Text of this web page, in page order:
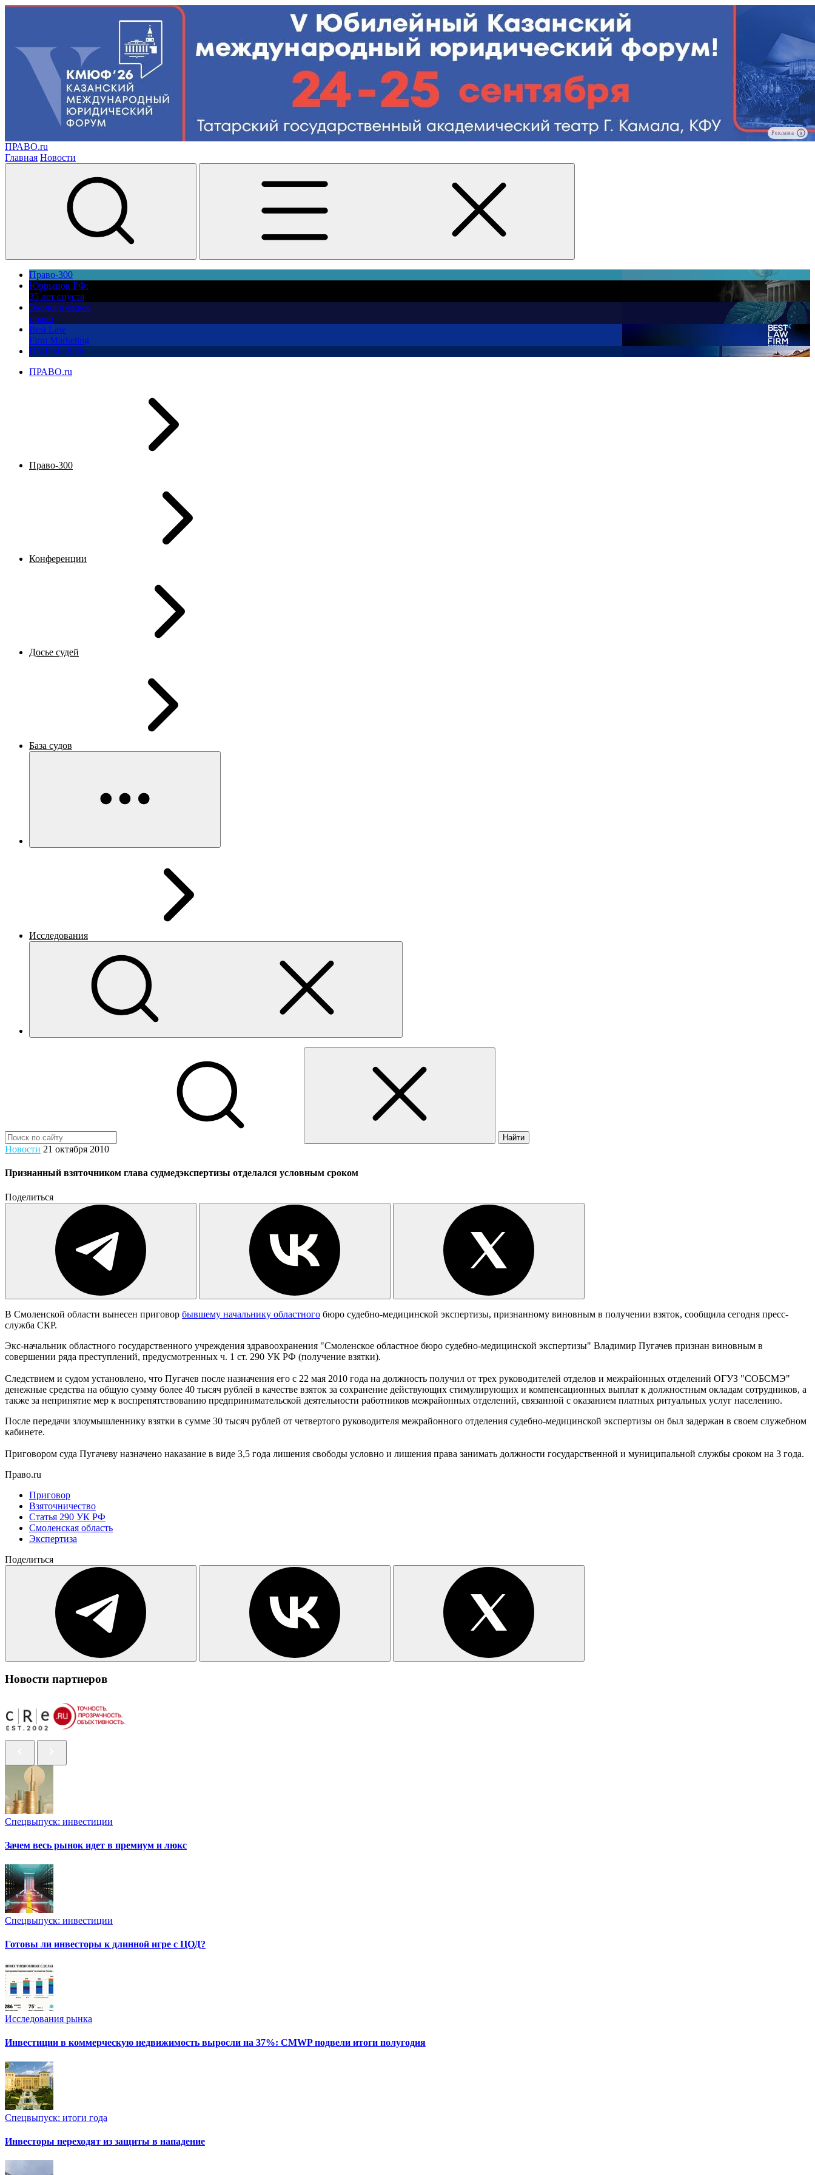
Реклама
ПРАВО.ru
Главная Новости
Право-300
Юррынок РФ:
35 лет спустя
Экологическое
право
Best Law
Firm Marketing
ПМЮФ 2026
ПРАВО.ru
Право-300
Конференции
Досье судей
База судов
Исследования
Найти
Новости 21 октября 2010
Признанный взяточником глава судмедэкспертизы отделался условным сроком
Поделиться
В Смоленской области вынесен приговор бывшему начальнику областного бюро судебно-медицинской экспертизы, признанному виновным в получении взяток, сообщила сегодня пресс-
служба СКР.
Экс-начальник областного государственного учреждения здравоохранения "Смоленское областное бюро судебно-медицинской экспертизы" Владимир Пугачев признан виновным в
совершении ряда преступлений, предусмотренных ч. 1 ст. 290 УК РФ (получение взятки).
Следствием и судом установлено, что Пугачев после назначения его с 22 мая 2010 года на должность получил от трех руководителей отделов и межрайонных отделений ОГУЗ "СОБСМЭ"
денежные средства на общую сумму более 40 тысяч рублей в качестве взяток за сохранение действующих стимулирующих и компенсационных выплат к должностным окладам сотрудников, а
также за непринятие мер к воспрепятствованию предпринимательской деятельности работников межрайонных отделений, связанной с оказанием платных ритуальных услуг населению.
После передачи злоумышленнику взятки в сумме 30 тысяч рублей от четвертого руководителя межрайонного отделения судебно-медицинской экспертизы он был задержан в своем служебном
кабинете.
Приговором суда Пугачеву назначено наказание в виде 3,5 года лишения свободы условно и лишения права занимать должности государственной и муниципальной службы сроком на 3 года.
Право.ru
Приговор
Взяточничество
Статья 290 УК РФ
Смоленская область
Экспертиза
Поделиться
Новости партнеров
Спецвыпуск: инвестиции
Зачем весь рынок идет в премиум и люкс
Спецвыпуск: инвестиции
Готовы ли инвесторы к длинной игре с ЦОД?
Исследования рынка
Инвестиции в коммерческую недвижимость выросли на 37%: CMWP подвели итоги полугодия
Спецвыпуск: итоги года
Инвесторы переходят из защиты в нападение